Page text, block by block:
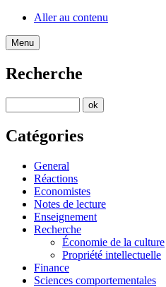
Aller au contenu
Menu
Recherche
Catégories
General
Réactions
Economistes
Notes de lecture
Enseignement
Recherche
Économie de la culture
Propriété intellectuelle
Finance
Sciences comportementales